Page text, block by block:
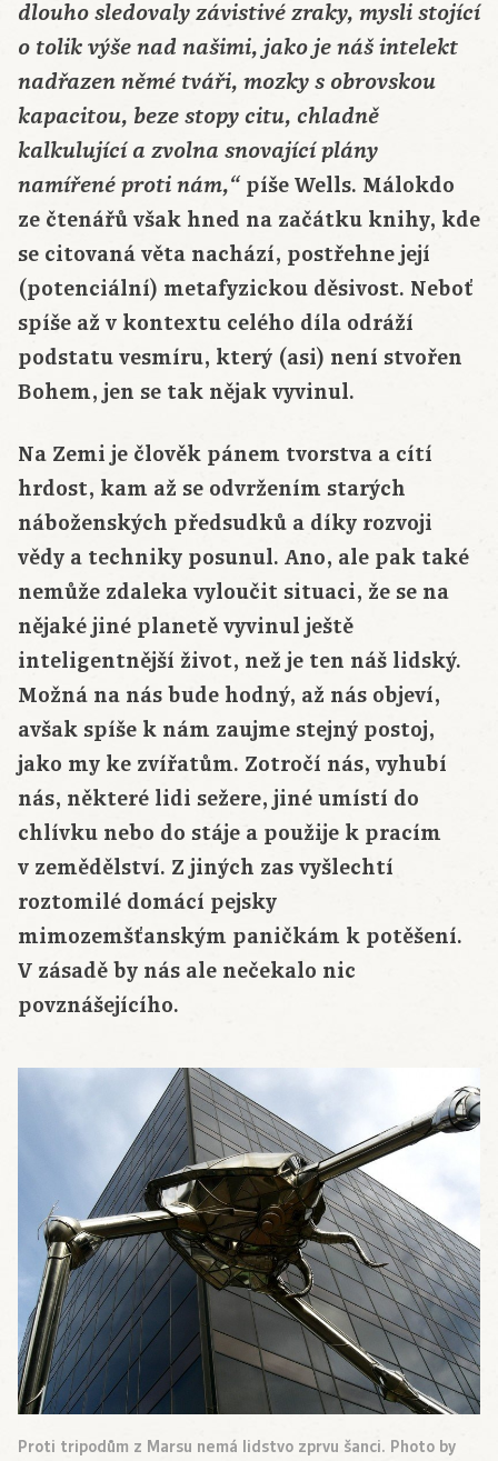
dlouho sledovaly závistivé zraky, mysli stojící
o tolik výše nad našimi, jako je náš intelekt
nadřazen němé tváři, mozky s obrovskou
kapacitou, beze stopy citu, chladně
kalkulující a zvolna snovající plány
namířené proti nám,“ píše Wells. Málokdo
ze čtenářů však hned na začátku knihy, kde
se citovaná věta nachází, postřehne její
(potenciální) metafyzickou děsivost. Neboť
spíše až v kontextu celého díla odráží
podstatu vesmíru, který (asi) není stvořen
Bohem, jen se tak nějak vyvinul.
Na Zemi je člověk pánem tvorstva a cítí
hrdost, kam až se odvržením starých
náboženských předsudků a díky rozvoji
vědy a techniky posunul. Ano, ale pak také
nemůže zdaleka vyloučit situaci, že se na
nějaké jiné planetě vyvinul ještě
inteligentnější život, než je ten náš lidský.
Možná na nás bude hodný, až nás objeví,
avšak spíše k nám zaujme stejný postoj,
jako my ke zvířatům. Zotročí nás, vyhubí
nás, některé lidi sežere, jiné umístí do
chlívku nebo do stáje a použije k pracím
v zemědělství. Z jiných zas vyšlechtí
roztomilé domácí pejsky
mimozemšťanským paničkám k potěšení.
V zásadě by nás ale nečekalo nic
povznášejícího.
Proti tripodům z Marsu nemá lidstvo zprvu šanci. Photo by